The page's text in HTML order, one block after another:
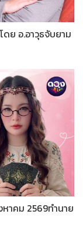
ย อ.อาวุธจับยาม
าคม 2569ทำนาย